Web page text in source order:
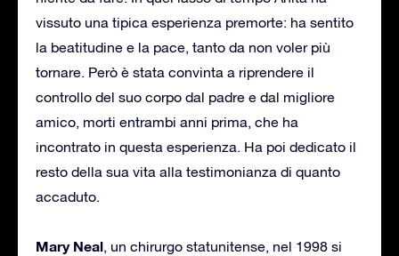
vissuto una tipica esperienza premorte: ha sentito
la beatitudine e la pace, tanto da non voler più
tornare. Però è stata convinta a riprendere il
controllo del suo corpo dal padre e dal migliore
amico, morti entrambi anni prima, che ha
incontrato in questa esperienza. Ha poi dedicato il
resto della sua vita alla testimonianza di quanto
accaduto.
Mary Neal, un chirurgo statunitense, nel 1998 si